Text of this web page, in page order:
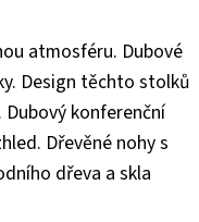
atmosféru. Dubové
Design těchto stolků
konferenční
Dřevěné nohy s
dřeva a skla